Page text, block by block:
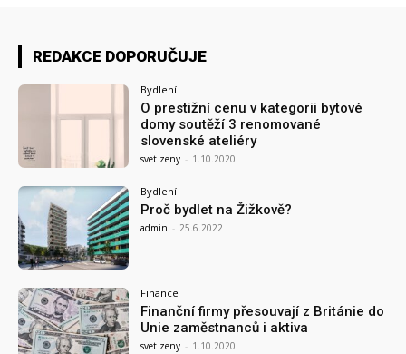
REDAKCE DOPORUČUJE
Bydlení
O prestižní cenu v kategorii bytové
domy soutěží 3 renomované
slovenské ateliéry
svet zeny - 1.10.2020
Bydlení
Proč bydlet na Žižkově?
admin - 25.6.2022
Finance
Finanční firmy přesouvají z Británie do
Unie zaměstnanců i aktiva
svet zeny - 1.10.2020